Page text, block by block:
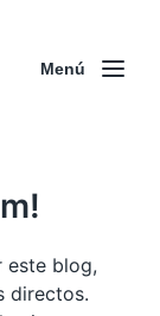
Menú
este blog,
directos.